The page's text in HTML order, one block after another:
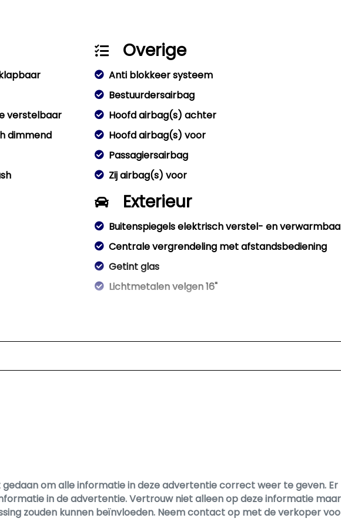
verstelbaar
dimmend
Overige
Anti blokkeer systeem
Bestuurdersairbag
Hoofd airbag(s) achter
Hoofd airbag(s) voor
Passagiersairbag
Zij airbag(s) voor
Exterieur
Buitenspiegels elektrisch verstel- en
Centrale vergrendeling met afstandsbediening
Getint glas
Lichtmetalen velgen 16"
om alle informatie in deze advertentie correct weer te geven.
in de advertentie. Vertrouw niet alleen op deze informatie
zouden kunnen beïnvloeden. Neem contact op met de verkoper